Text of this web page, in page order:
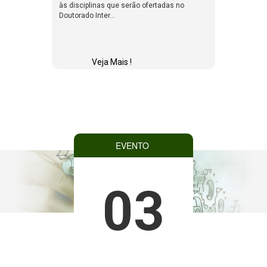
às disciplinas que serão ofertadas no
Doutorado Inter...
Veja Mais !
EVENTO
03